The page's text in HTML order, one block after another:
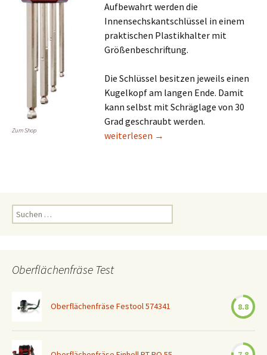
Zum Shop
Aufbewahrt werden die
Innensechskantschlüssel in einem
praktischen Plastikhalter mit
Größenbeschriftung.
Die Schlüssel besitzen jeweils einen
Kugelkopf am langen Ende. Damit
kann selbst mit Schräglage von 30
Grad geschraubt werden.
Innensechskantschlüssel Test
weiterlesen →
Suchen
nach:
Oberflächenfräse Test
Oberflächenfräse Festool 574341 8.8